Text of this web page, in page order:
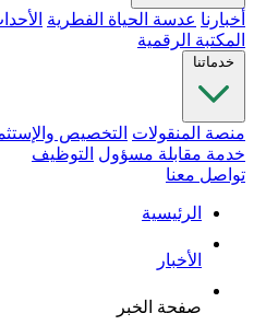
أخبارنا عدسة الحياة الفطرية
المكتبة الرقمية
خدماتنا
منصة المنقولات التخصيص
خدمة مقابلة مسؤول التوظيف
تواصل معنا
الرئيسية
الأخبار
صفحة الخبر